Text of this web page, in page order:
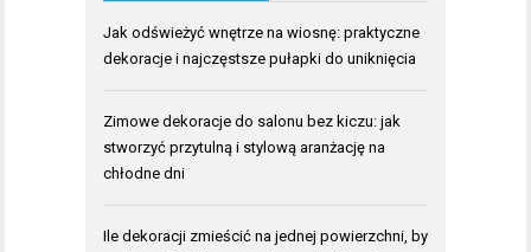
Jak odświeżyć wnętrze na wiosnę: praktyczne
dekoracje i najczęstsze pułapki do uniknięcia
Zimowe dekoracje do salonu bez kiczu: jak
stworzyć przytulną i stylową aranżację na
chłodne dni
Ile dekoracji zmieścić na jednej powierzchni, by